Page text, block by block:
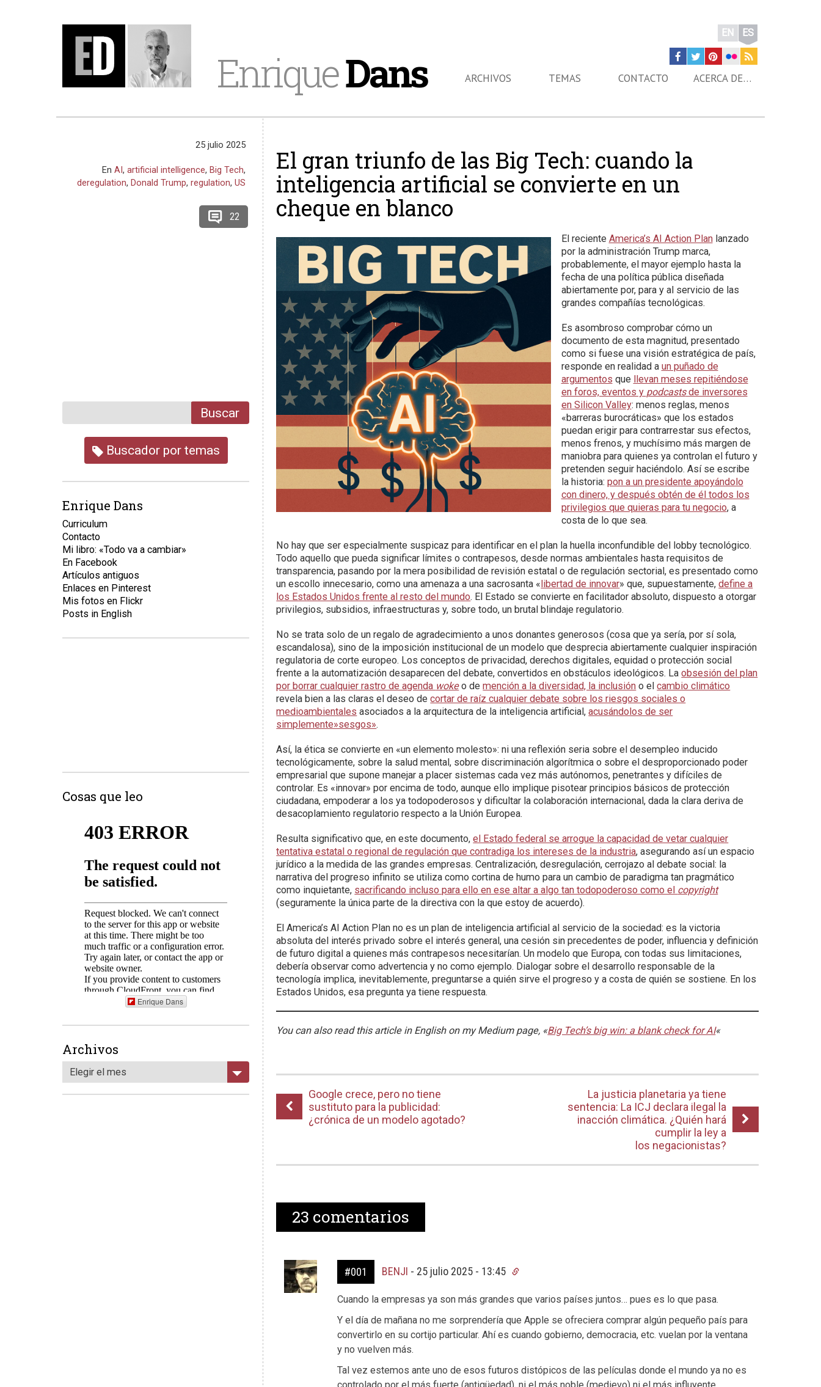
EnriqueDans
EN ES
ARCHIVOS TEMAS CONTACTO ACERCA DE…
El gran triunfo de las Big Tech: cuando la
inteligencia artificial se convierte en un
cheque en blanco
El reciente America’s AI Action Planlanzado
por la administración Trump marca,
probablemente, el mayor ejemplo hasta la
fecha de una política pública diseñada
abiertamente por, para y al servicio de las
grandes compañías tecnológicas.
Es asombroso comprobar cómo un
documento de esta magnitud, presentado
como si fuese una visión estratégica de país,
responde en realidad a un puñado de
argumentos que llevan meses repitiéndose
en foros, eventos y podcastsde inversores
en Silicon Valley: menos reglas, menos
«barreras burocráticas» que los estados
puedan erigir para contrarrestar sus efectos,
menos frenos, y muchísimo más margen de
maniobra para quienes ya controlan el futuro y
pretenden seguir haciéndolo. Así se escribe
la historia: pon a un presidente apoyándolo
con dinero, y después obtén de él todos los
privilegios que quieras para tu negocio, a
costa de lo que sea.
No hay que ser especialmente suspicaz para identificar en el plan la huella inconfundible del lobby tecnológico.
Todo aquello que pueda significar límites o contrapesos, desde normas ambientales hasta requisitos de
transparencia, pasando por la mera posibilidad de revisión estatal o de regulación sectorial, es presentado como
un escollo innecesario, como una amenaza a una sacrosanta «libertad de innovar» que, supuestamente,define a
los Estados Unidos frente al resto del mundo. El Estado se convierte en facilitador absoluto, dispuesto a otorgar
privilegios, subsidios, infraestructuras y, sobre todo, un brutal blindaje regulatorio.
No se trata solo de un regalo de agradecimiento a unos donantes generosos (cosa que ya sería, por sí sola,
escandalosa), sino de la imposición institucional de un modelo que desprecia abiertamente cualquier inspiración
regulatoria de corte europeo. Los conceptos de privacidad, derechos digitales, equidad o protección social
frente a la automatización desaparecen del debate, convertidos en obstáculos ideológicos. Laobsesión del plan
por borrar cualquier rastro de agenda wokeo demención a la diversidad, la inclusión o elcambio climático
revela bien a las claras el deseo decortar de raíz cualquier debate sobre los riesgos sociales o
medioambientales asociados a la arquitectura de la inteligencia artificial,acusándolos de ser
simplemente»sesgos».
Así, la ética se convierte en «un elemento molesto»: ni una reflexión seria sobre el desempleo inducido
tecnológicamente, sobre la salud mental, sobre discriminación algorítmica o sobre el desproporcionado poder
empresarial que supone manejar a placer sistemas cada vez más autónomos, penetrantes y difíciles de
controlar. Es «innovar» por encima de todo, aunque ello implique pisotear principios básicos de protección
ciudadana, empoderar a los ya todopoderosos y dificultar la colaboración internacional, dada la clara deriva de
desacoplamiento regulatorio respecto a la Unión Europea.
Resulta significativo que, en este documento,el Estado federal se arrogue la capacidad de vetar cualquier
tentativa estatal o regional de regulación que contradiga los intereses de la industria, asegurando así un espacio
jurídico a la medida de las grandes empresas. Centralización, desregulación, cerrojazo al debate social: la
narrativa del progreso infinito se utiliza como cortina de humo para un cambio de paradigma tan pragmático
como inquietante, sacrificando incluso para ello en ese altar a algo tan todopoderoso como el copyright
(seguramente la única parte de la directiva con la que estoy de acuerdo).
El America’s AI Action Plan no es un plan de inteligencia artificial al servicio de la sociedad: es la victoria
absoluta del interés privado sobre el interés general, una cesión sin precedentes de poder, influencia y definición
de futuro digital a quienes más contrapesos necesitarían. Un modelo que Europa, con todas sus limitaciones,
debería observar como advertencia y no como ejemplo. Dialogar sobre el desarrollo responsable de la
tecnología implica, inevitablemente, preguntarse a quién sirve el progreso y a costa de quién se sostiene. En los
Estados Unidos, esa pregunta ya tiene respuesta.
You can also read this article in English on my Medium page, «Big Tech’s big win: a blank check for AI«
Google crece, pero no tiene
sustituto para la publicidad:
¿crónica de un modelo agotado?
La justicia planetaria ya tiene
sentencia: La ICJ declara ilegal la
inacción climática. ¿Quién hará
cumplir la ley a
los negacionistas?
23 comentarios
#001 BENJI - 25 julio 2025 - 13:45
Cuando la empresas ya son más grandes que varios países juntos… pues es lo que pasa.
Y el día de mañana no me sorprendería que Apple se ofreciera comprar algún pequeño país para
convertirlo en su cortijo particular. Ahí es cuando gobierno, democracia, etc. vuelan por la ventana
y no vuelven más.
Tal vez estemos ante uno de esos futuros distópicos de las películas donde el mundo ya no es
25 julio 2025
EnAI,artificial intelligence,Big Tech,
deregulation,Donald Trump,regulation,US
22
Buscar
Buscador por temas
Enrique Dans
Curriculum
Contacto
Mi libro: «Todo va a cambiar»
En Facebook
Artículos antiguos
Enlaces en Pinterest
Mis fotos en Flickr
Posts in English
Cosas que leo
Enrique Dans
Archivos
Elegir el mes